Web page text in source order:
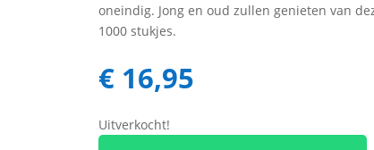
oneindig. Jong en oud zullen genieten van
1000 stukjes.
€16,95
Uitverkocht!